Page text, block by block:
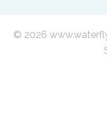
© 2026